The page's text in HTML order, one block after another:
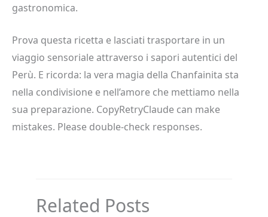
gastronomica.
Prova questa ricetta e lasciati trasportare in un
viaggio sensoriale attraverso i sapori autentici del
Perù. E ricorda: la vera magia della Chanfainita sta
nella condivisione e nell’amore che mettiamo nella
sua preparazione. CopyRetryClaude can make
mistakes. Please double-check responses.
Related Posts